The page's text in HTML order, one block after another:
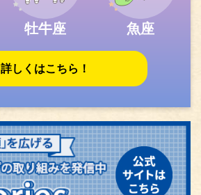
牡牛座 魚座
詳しくはこちら！